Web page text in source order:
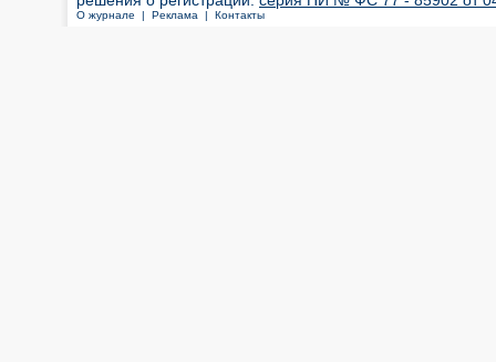
О журнале | Реклама | Контакты